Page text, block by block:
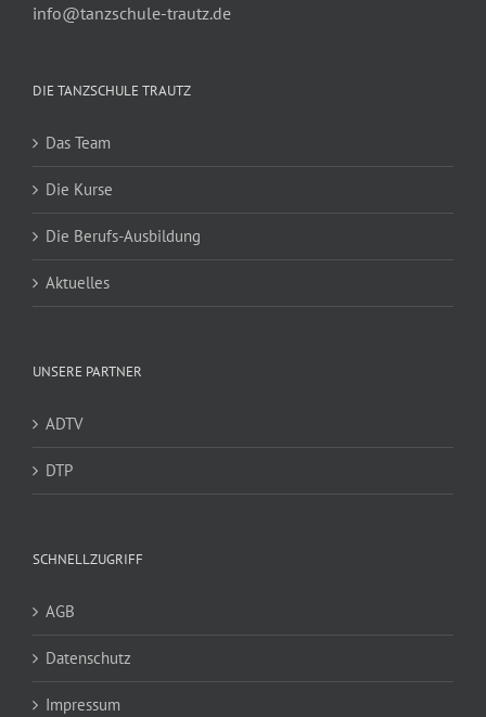
info@tanzschule-trautz.de
DIE TANZSCHULE TRAUTZ
Das Team
Die Kurse
Die Berufs-Ausbildung
Aktuelles
UNSERE PARTNER
ADTV
DTP
SCHNELLZUGRIFF
AGB
Datenschutz
Impressum